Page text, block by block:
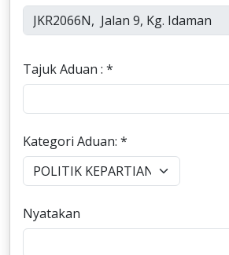
Tajuk Aduan : *
Kategori Aduan: *
Nyatakan